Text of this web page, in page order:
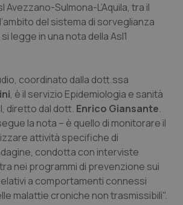
Giulia
& coronaropatie
Avezzano-Sulmona-L’Aquila, tra il
del sistema di sorveglianza
si legge in una nota della Asl1
coordinato dalla dott.ssa
, è il servizio Epidemiologia e sanità
diretto dal dott. Enrico Giansante.
la nota – è quello di monitorare il
attività specifiche di
condotta con interviste
nei programmi di prevenzione sui
a comportamenti connessi
malattie croniche non trasmissibili".